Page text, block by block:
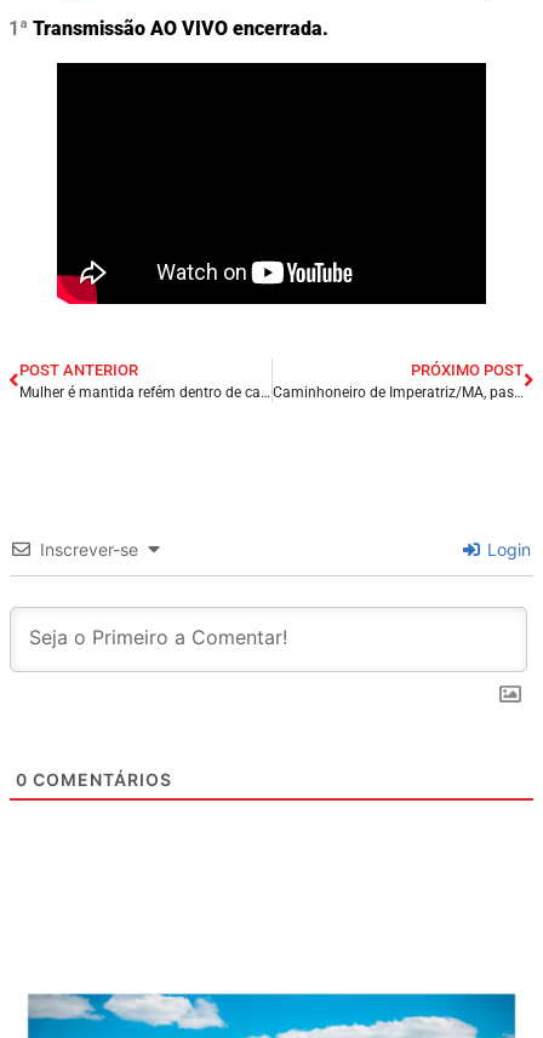
1ª Transmissão AO VIVO encerrada.
POST ANTERIOR
Mulher é mantida refém dentro de carro em frente ao batalhão da PM em Timon/MA, suspeito é baleado.
PRÓXIMO POST
Caminhoneiro de Imperatriz/MA, passa mal e colide em dois veículos na BR – 316 em Picos/PI.
Inscrever-se Login
0 COMENTÁRIOS